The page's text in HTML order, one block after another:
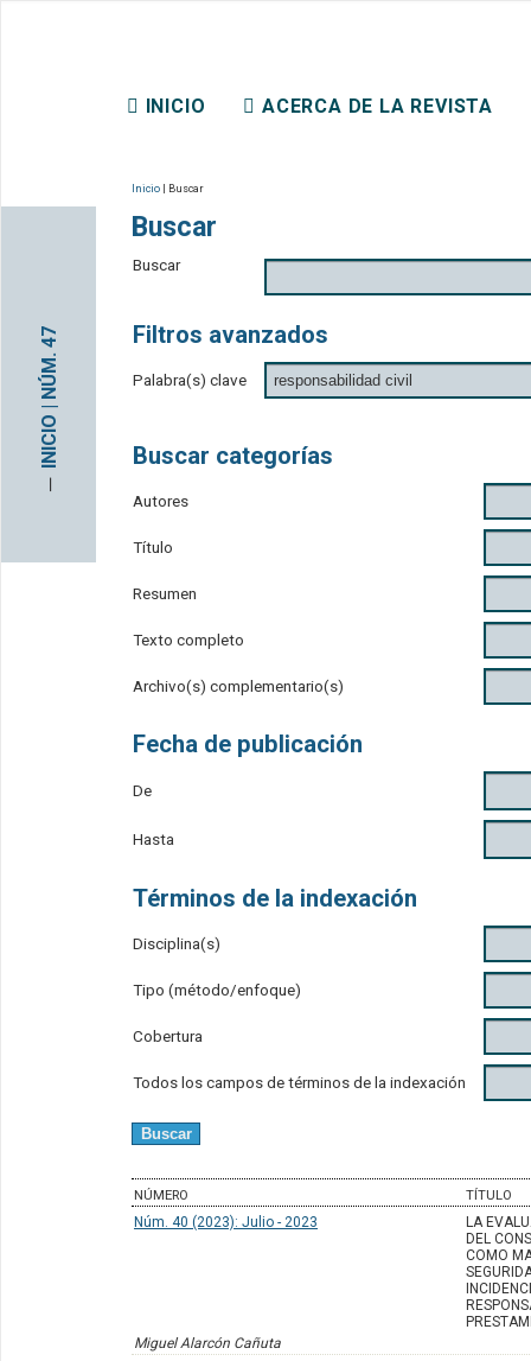
INICIO ACERCA DE LA REVISTA
─
INICIO | NÚM. 47
Inicio | Buscar
Buscar
Buscar
Filtros avanzados
Palabra(s) clave
Buscar categorías
Autores
Título
Resumen
Texto completo
Archivo(s) complementario(s)
Fecha de publicación
De
Hasta
Términos de la indexación
Disciplina(s)
Tipo (método/enfoque)
Cobertura
Todos los campos de términos de la indexación
NÚMERO
TÍTULO
Núm. 40 (2023): Julio - 2023
LA
DEL
COMO
Miguel Alarcón Cañuta